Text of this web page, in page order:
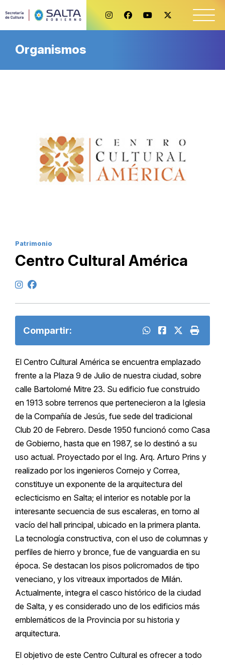
Organismos
Patrimonio
Centro Cultural América
Compartir:
El Centro Cultural América se encuentra emplazado
frente a la Plaza 9 de Julio de nuestra ciudad, sobre
calle Bartolomé Mitre 23. Su edificio fue construido
en 1913 sobre terrenos que pertenecieron a la Iglesia
de la Compañía de Jesús, fue sede del tradicional
Club 20 de Febrero. Desde 1950 funcionó como Casa
de Gobierno, hasta que en 1987, se lo destinó a su
uso actual. Proyectado por el Ing. Arq. Arturo Prins y
realizado por los ingenieros Cornejo y Correa,
constituye un exponente de la arquitectura del
eclecticismo en Salta; el interior es notable por la
interesante secuencia de sus escaleras, en torno al
vacío del hall principal, ubicado en la primera planta.
La tecnología constructiva, con el uso de columnas y
perfiles de hierro y bronce, fue de vanguardia en su
época. Se destacan los pisos policromados de tipo
veneciano, y los vitreaux importados de Milán.
Actualmente, integra el casco histórico de la ciudad
de Salta, y es considerado uno de los edificios más
emblemáticos de la Provincia por su historia y
arquitectura.
El objetivo de este Centro Cultural es ofrecer a todo